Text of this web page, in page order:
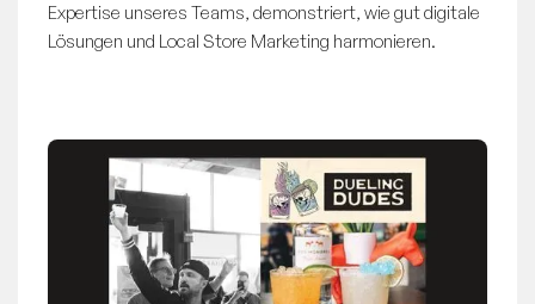
Expertise unseres Teams, demonstriert, wie gut digitale
Lösungen und Local Store Marketing harmonieren.